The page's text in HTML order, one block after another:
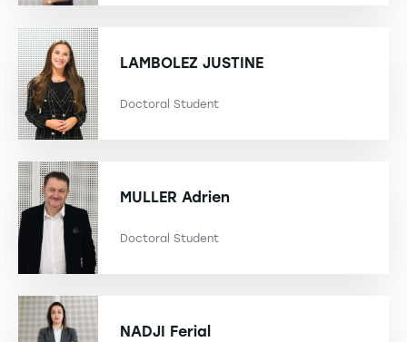
LAMBOLEZ JUSTINE
Doctoral Student
MULLER Adrien
Doctoral Student
NADJI Ferial